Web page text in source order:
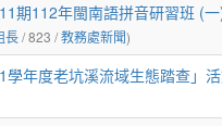
期112年閩南語拼音研習班 (
長/ 823 /教務處新聞)
學年度老坑溪流域生態踏查」